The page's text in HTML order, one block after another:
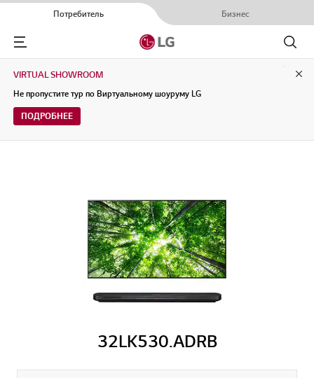
Потребитель Бизнес
Menu
Поиск
VIRTUAL SHOWROOM
Не пропустите тур по Виртуальному шоуруму LG
ПОДРОБНЕЕ
32LK530.ADRB